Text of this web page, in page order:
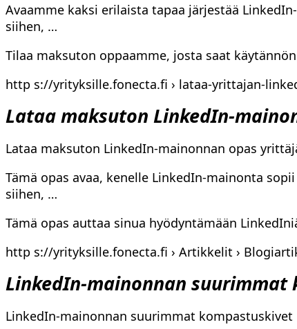
Avaamme kaksi erilaista tapaa järjestää
siihen, …
Tilaa maksuton oppaamme, josta saat
http s://yrityksille.fonecta.fi › lataa-yrittajan-
Lataa maksuton LinkedIn-
Lataa maksuton LinkedIn-mainonnan opas
Tämä opas avaa, kenelle LinkedIn-mainonta
siihen, …
Tämä opas auttaa sinua hyödyntämään
http s://yrityksille.fonecta.fi › Artikkelit ›
LinkedIn-mainonnan suurimmat
LinkedIn-mainonnan suurimmat